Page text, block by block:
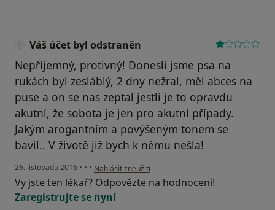
Váš účet byl odstraněn
Nepříjemný, protivný! Donesli jsme psa na
rukách byl zesláblý, 2 dny nežral, měl abces na
puse a on se nas zeptal jestli je to opravdu
akutní, že sobota je jen pro akutní případy.
Jakým arogantním a povýšeným tonem se
bavil.. V životě již bych k němu nešla!
26. listopadu 2016 • • • podle názoru uživatele Váš účet byl odstraněn
Nahlásit zneužití
Vy jste ten lékař? Odpovězte na hodnocení!
Zaregistrujte se nyní